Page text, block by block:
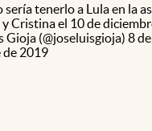
sería tenerlo a Lula en la
Cristina el 10 de
Gioja (@joseluisgioja) 8 de
de 2019